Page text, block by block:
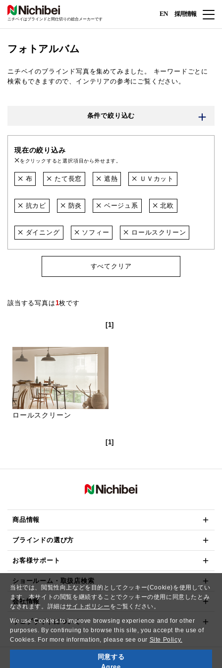
当社では、閲覧性向上などを目的としてクッキー(Cookie)を使用してい
ます。本サイトの閲覧を継続することでクッキーの使用に同意したとみ
なされます。詳細はサイトポリシー をご覧ください。
We use Cookies to improve browsing experience and for other
purposes. By continuing to browse this site, you accept the use of
Cookies. For more information, please see our Site Policy.
同意する
ニチベイはブラインドと間仕切りの総合メーカーです
EN 採用情報
フォトアルバム
ニチベイのブラインド写真を集めてみました。
キーワードごとに
検索もできますので、インテリアの参考にご覧ください。
条件で絞り込む
現在の絞り込み
をクリックすると選択項目から外せます。
布 たて長窓 遮熱 ＵＶカット
抗カビ 防炎 ベージュ系 北欧
ダイニング ソフィー ロールスクリーン
すべてクリア
該当する写真は1枚です
[1]
ロールスクリーン
[1]
商品情報
ブラインドの選び方
お客様サポート
ショールーム・取扱店検索
会社情報
ウェブサイトについて
Copyright© NICHIBEI CO.,LTD. All Rights Reserved.